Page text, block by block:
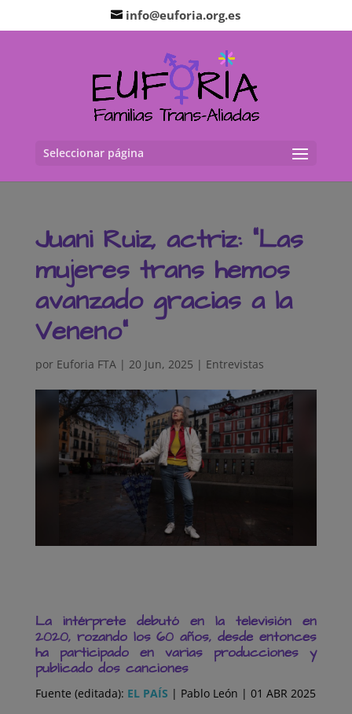
info@euforia.org.es
Seleccionar página
Juani Ruiz, actriz: “Las
mujeres trans hemos
avanzado gracias a la
Veneno”
por Euforia FTA| 20 Jun, 2025 | Entrevistas
La intérprete debutó en la televisión en
2020, rozando los 60 años, desde entonces
ha participado en varias producciones y
publicado dos canciones
Fuente (editada): EL PAÍS | Pablo León | 01 ABR 2025